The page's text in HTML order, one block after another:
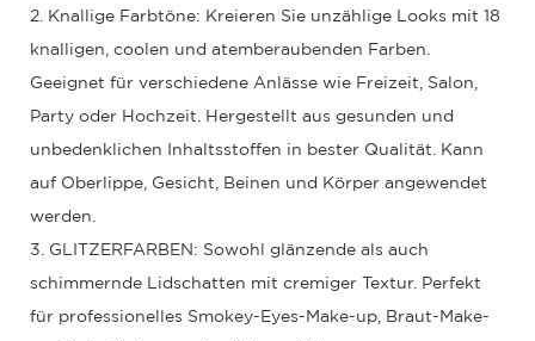
2. Knallige Farbtöne: Kreieren Sie unzählige Looks mit 18
knalligen, coolen und atemberaubenden Farben.
Geeignet für verschiedene Anlässe wie Freizeit, Salon,
Party oder Hochzeit. Hergestellt aus gesunden und
unbedenklichen Inhaltsstoffen in bester Qualität. Kann
auf Oberlippe, Gesicht, Beinen und Körper angewendet
werden.
3. GLITZERFARBEN: Sowohl glänzende als auch
schimmernde Lidschatten mit cremiger Textur. Perfekt
für professionelles Smokey-Eyes-Make-up, Braut-Make-